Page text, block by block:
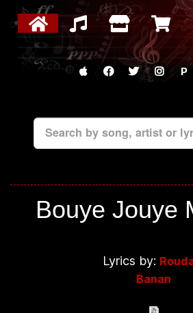
P
Search by song, artist or
Bouye Jouye
Lyrics by:
Banan